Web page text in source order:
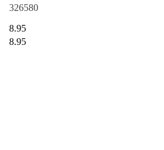
326580
8.95
8.95